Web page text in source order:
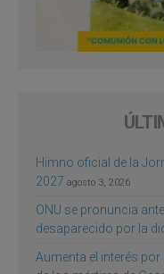
Himno oficial de la
2027 agosto 3, 2026
ONU se pronuncia
desaparecido por la
Aumenta el interés